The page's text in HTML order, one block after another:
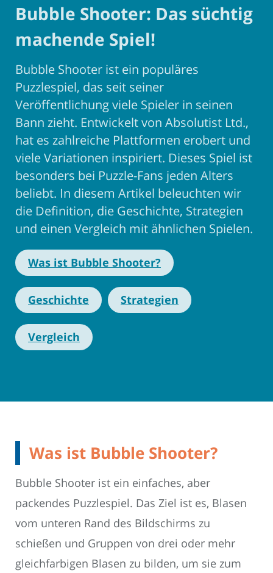
Bubble Shooter: Das süchtig
machende Spiel!
Bubble Shooter ist ein populäres
Puzzlespiel, das seit seiner
Veröffentlichung viele Spieler in seinen
Bann zieht. Entwickelt von Absolutist Ltd.,
hat es zahlreiche Plattformen erobert und
viele Variationen inspiriert. Dieses Spiel ist
besonders bei Puzzle-Fans jeden Alters
beliebt. In diesem Artikel beleuchten wir
die Definition, die Geschichte, Strategien
und einen Vergleich mit ähnlichen Spielen.
Was ist Bubble Shooter?
Geschichte Strategien
Vergleich
Was ist Bubble Shooter?
Bubble Shooter ist ein einfaches, aber
packendes Puzzlespiel. Das Ziel ist es, Blasen
vom unteren Rand des Bildschirms zu
schießen und Gruppen von drei oder mehr
gleichfarbigen Blasen zu bilden, um sie zum